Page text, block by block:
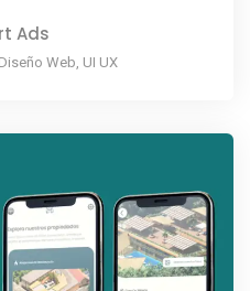
Ads
Web, UI UX